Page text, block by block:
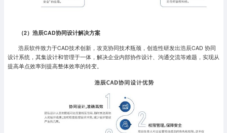
（2）浩辰CAD协同设计解决方案
浩辰软件致力于CAD技术创新，攻克协同技术瓶颈，创造性研发出浩辰CAD 协同
设计系统，其集设计和管理于一体，解决企业内部协作设计、沟通交流等难题，实现从
提高单点效率到提高整体效率的转变。